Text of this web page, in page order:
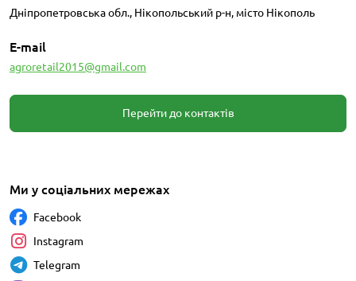
Дніпропетровська обл., Нікопольський р-н, місто Нікополь
E-mail
agroretail2015@gmail.com
Перейти до контактів
Ми у соціальних мережах
Facebook
Instagram
Telegram